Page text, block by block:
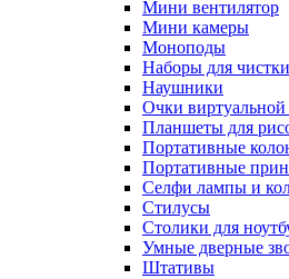
Мини вентилятор
Мини камеры
Моноподы
Наборы для
Наушники
Очки виртуальной
Планшеты для
Портативные
Портативные
Селфи лампы и
Стилусы
Столики для
Умные дверные
Штативы